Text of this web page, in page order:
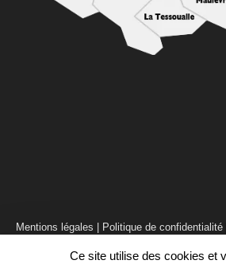
Ce site utilise des cookies et
Mentions légales Politique de confidentialité